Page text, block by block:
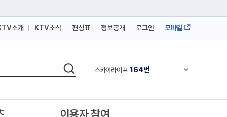
소개 KTV소식 편성표 정보공개 로그인 모바일
검색 채널안내 펼쳐
스카이라이프 164번
스카이라이프 164번
이용자 참여